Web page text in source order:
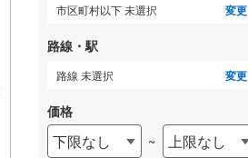
市区町村以下 未選択 変更
路線・駅
路線 未選択 変更
価格
下限なし ~
上限なし